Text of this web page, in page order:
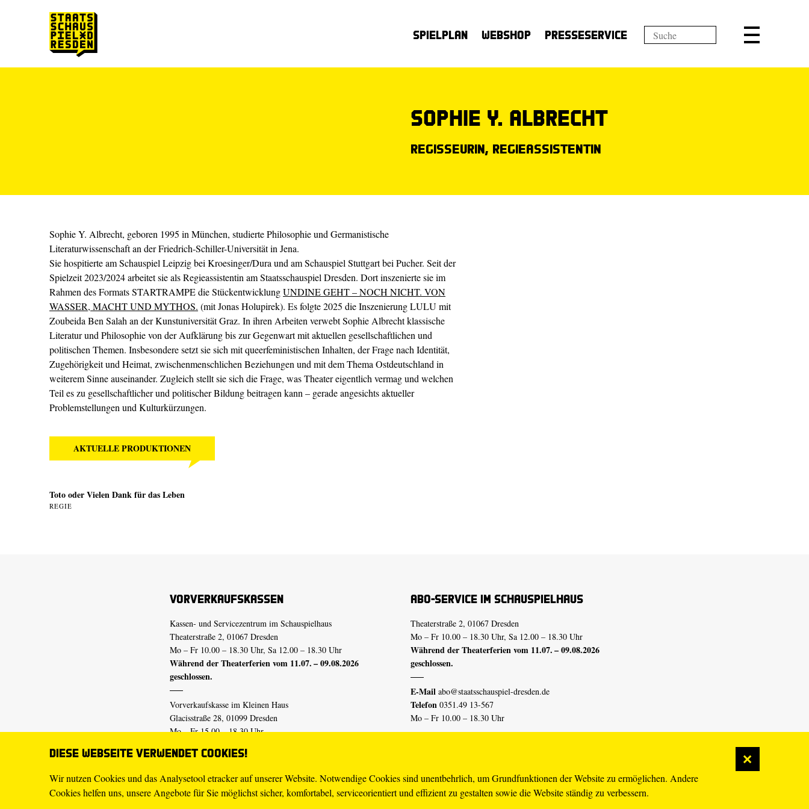
Diese Webseite verwendet Cookies!
Wir nutzen Cookies und das Analysetool etracker auf unserer Website. Notwendige Cookies sind unentbehrlich, um Grundfunktionen der Website zu ermöglichen. Andere
Cookies helfen uns, unsere Angebote für Sie möglichst sicher, komfortabel, serviceorientiert und effizient zu gestalten sowie die Website ständig zu verbessern.
Spielplan Webshop Presseservice
Sophie Y. Albrecht
Regisseurin, Regieassistentin
Sophie Y. Albrecht, geboren 1995 in München, studierte Philosophie und Germanistische
Literaturwissenschaft an der Friedrich-Schiller-Universität in Jena.
Sie hospitierte am Schauspiel Leipzig bei Kroesinger/Dura und am Schauspiel Stuttgart bei Pucher. Seit der
Spielzeit 2023/2024 arbeitet sie als Regieassistentin am Staatsschauspiel Dresden. Dort inszenierte sie im
Rahmen des Formats STARTRAMPE die StückentwicklungUNDINE GEHT – NOCH NICHT. VON
WASSER, MACHT UND MYTHOS. (mit Jonas Holupirek). Es folgte 2025 die Inszenierung LULU mit
Zoubeida Ben Salah an der Kunstuniversität Graz. In ihren Arbeiten verwebt Sophie Albrecht klassische
Literatur und Philosophie von der Aufklärung bis zur Gegenwart mit aktuellen gesellschaftlichen und
politischen Themen. Insbesondere setzt sie sich mit queerfeministischen Inhalten, der Frage nach Identität,
Zugehörigkeit und Heimat, zwischenmenschlichen Beziehungen und mit dem Thema Ostdeutschland in
weiterem Sinne auseinander. Zugleich stellt sie sich die Frage, was Theater eigentlich vermag und welchen
Teil es zu gesellschaftlicher und politischer Bildung beitragen kann – gerade angesichts aktueller
Problemstellungen und Kulturkürzungen.
AKTUELLE PRODUKTIONEN
Toto oder Vielen Dank für das Leben
REGIE
Vorverkaufskassen
Kassen- und Servicezentrum im Schauspielhaus
Theaterstraße 2, 01067 Dresden
Mo – Fr 10.00 – 18.30 Uhr, Sa 12.00 – 18.30 Uhr
Während der Theaterferien vom 11.07. – 09.08.2026
geschlossen.
Vorverkaufskasse im Kleinen Haus
Glacisstraße 28, 01099 Dresden
Mo – Fr 15.00 – 18.30 Uhr
geschlossen.
E-Mail tickets@staatsschauspiel-dresden.de
Abo-Service im Schauspielhaus
Theaterstraße 2, 01067 Dresden
Mo – Fr 10.00 – 18.30 Uhr, Sa 12.00 – 18.30 Uhr
Während der Theaterferien vom 11.07. – 09.08.2026
geschlossen.
E-Mail abo@staatsschauspiel-dresden.de
Telefon 0351.49 13-567
Mo – Fr 10.00 – 18.30 Uhr
Erklärung Barrierefreiheit